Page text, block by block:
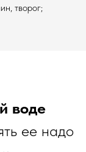
творог;
воде
ее надо